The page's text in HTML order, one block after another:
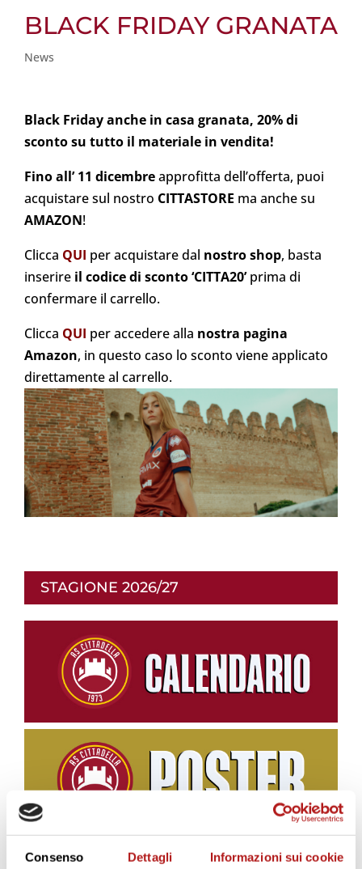
Consenso Dettagli Informazioni sui cookie
BLACK FRIDAY GRANATA
News
Black Friday anche in casa granata, 20% di
sconto su tutto il materiale in vendita!
Fino all’ 11 dicembreapprofitta dell’offerta, puoi
acquistare sul nostro CITTASTORE ma anche su
AMAZON!
Clicca QUI per acquistare dal nostro shop, basta
inserire il codice di sconto ‘CITTA20’prima di
confermare il carrello.
Clicca QUI per accedere alla nostra pagina
Amazon, in questo caso lo sconto viene applicato
direttamente al carrello.
STAGIONE 2026/27